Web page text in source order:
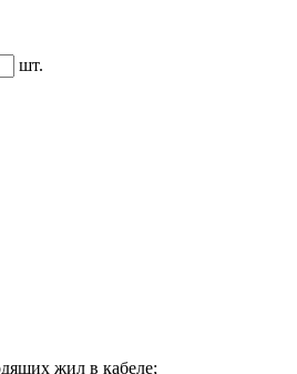
шт.
жил в кабеле;